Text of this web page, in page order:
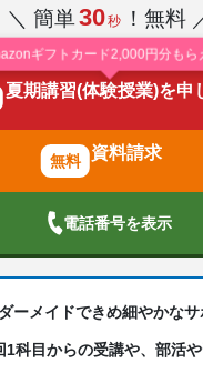
学金制度あり、不登校生に
害の子どもに対応、自習室
）、算数、数学、理科、物
情報、小論文
＼ 簡単30秒 ！無料
ギフトカード2,000円分もら
夏期講習(体験授業)を申
資料請求
電話番号を表示
ーメイドできめ細やかな
1科目からの受講や、部活